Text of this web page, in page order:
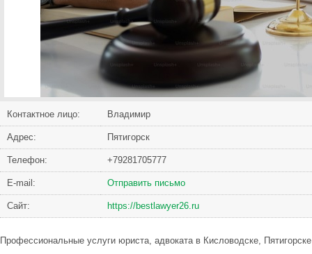
Контактное лицо: Владимир
Адрес: Пятигорск
Телефон: +79281705777
Е-mail: Отправить письмо
Сайт: https://bestlawyer26.ru
Профессиональные услуги юриста, адвоката в Кисловодске,